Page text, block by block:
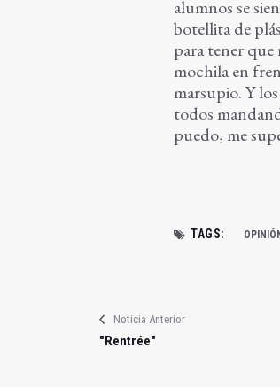
alumnos se
botellita de
para tener
mochila en
marsupio. Y
todos
puedo, me
TAGS:
Noticia Anterior
"Rentrée"